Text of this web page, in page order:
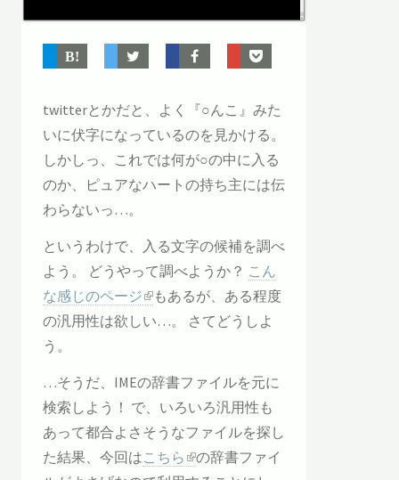
twitterとかだと、よく『○んこ』みた
いに伏字になっているのを見かける。
しかしっ、これでは何が○の中に入る
のか、ピュアなハートの持ち主には伝
わらないっ…。
というわけで、入る文字の候補を調べ
よう。 どうやって調べようか？ こん
な感じのページ
もあるが、ある程度
の汎用性は欲しい…。 さてどうしよ
う。
…そうだ、IMEの辞書ファイルを元に
検索しよう！ で、いろいろ汎用性も
あって都合よさそうなファイルを探し
た結果、今回はこちら
の辞書ファイ